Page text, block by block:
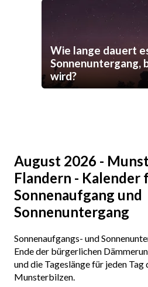
Wie lange dauert
Sonnenuntergang,
wird?
August 2026 -
Flandern - Kalender
Sonnenaufgang und
Sonnenuntergang
Sonnenaufgangs- und
Ende der bürgerlichen
und die Tageslänge für jeden Tag
Munsterbilzen.